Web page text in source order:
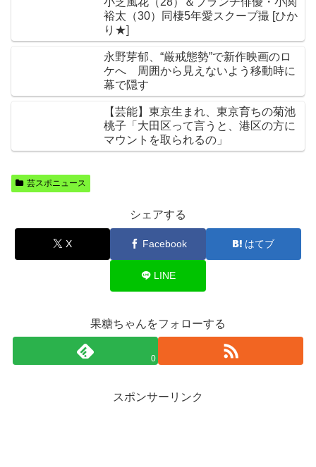
裕太（30）同棲5年愛スクープ撮 [ひか
り★]
永野芽郁、“厳戒態勢”で新作映画のロ
ケへ 周囲から見えないよう移動時に
幕で隠す
【芸能】東京生まれ、東京育ちの菊池
桃子「大田区って言うと、港区の方に
マウントを取られるの」
芸スポニュース
シェアする
X Facebook はてブ
LINE
果糖ちゃんをフォローする
0
スポンサーリンク